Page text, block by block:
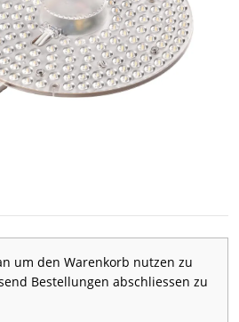
um den Warenkorb nutzen zu
Bestellungen abschliessen zu